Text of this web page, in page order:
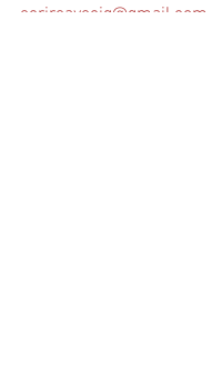
ecrireavecig@gmail.com